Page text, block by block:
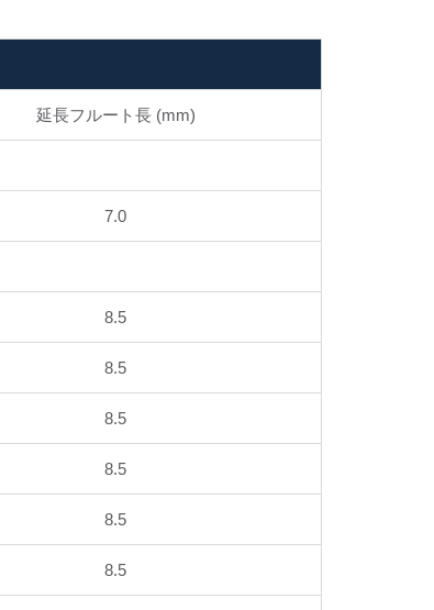
延長フルート長 (mm)
7.0
8.5
8.5
8.5
8.5
8.5
8.5